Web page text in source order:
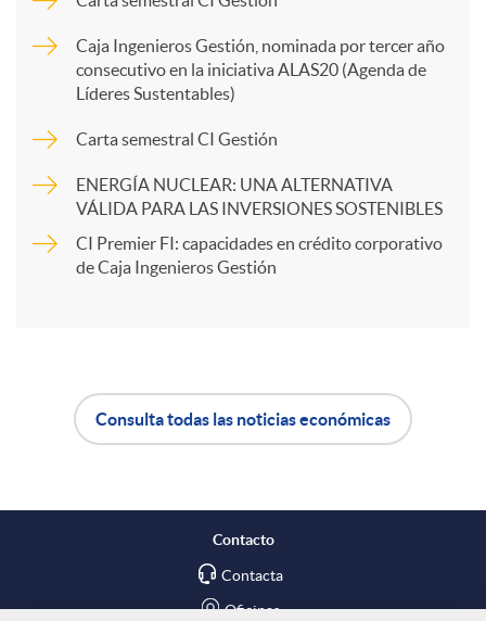
n
d
p
r
t
R
Caja Ingenieros Gestión, nominada por tercer año
consecutivo en la iniciativa ALAS20 (Agenda de
Líderes Sustentables)
Carta semestral CI Gestión
ENERGÍA NUCLEAR: UNA ALTERNATIVA
VÁLIDA PARA LAS INVERSIONES SOSTENIBLES
CI Premier FI: capacidades en crédito corporativo
de Caja Ingenieros Gestión
p
o
Consulta todas las noticias económicas
Contacto
Contacta
Oficinas